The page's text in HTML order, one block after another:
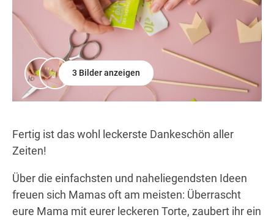
3 Bilder anzeigen
Fertig ist das wohl leckerste Dankeschön aller
Zeiten!
Über die einfachsten und naheliegendsten Ideen
freuen sich Mamas oft am meisten: Überrascht
eure Mama mit eurer leckeren Torte, zaubert ihr ein